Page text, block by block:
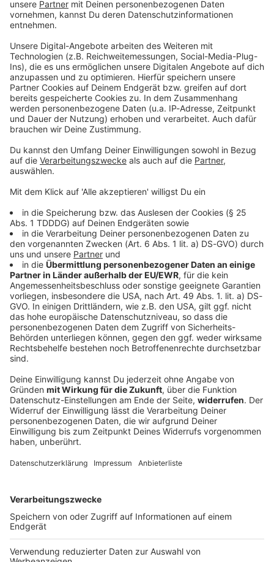
Du möchtest uns etwas sagen?
Kontaktformular
Sprachnachricht
© dpa-infocom, dpa:250917-930-50554/1
DAS KÖNNTE DICH AUCH INTERESSIEREN
Bayern
Der Start in die neue Woche wird heiß und gewittrig.
DEINE GEMERKTEN ARTIKEL
Du hast dir noch keine Artikel gemerkt